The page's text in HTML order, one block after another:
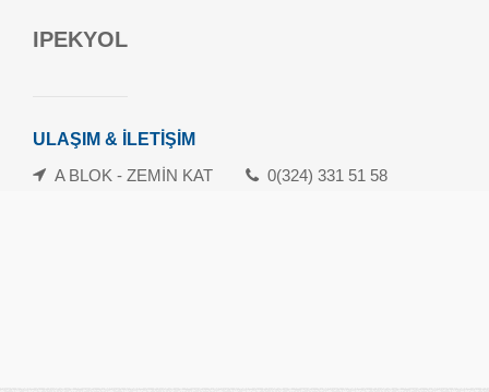
IPEKYOL
ULAŞIM & İLETİŞİM
A BLOK - ZEMİN KAT
0(324) 331 51 58
Forum Mersin Alışveriş Merkezi
İletişim: 0324 239 10 70
Havamaş Servis Saatleri